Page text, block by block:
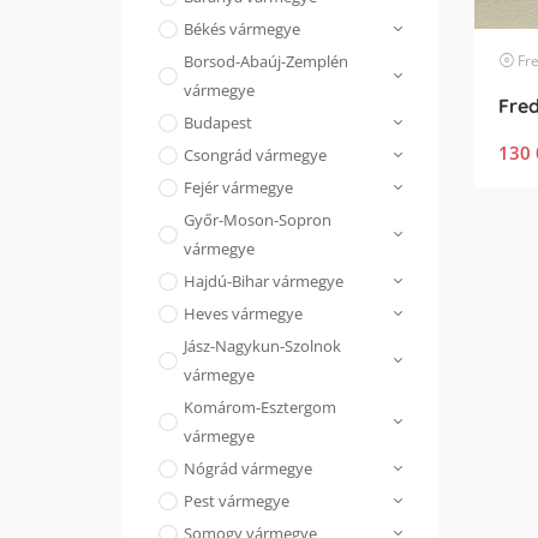
Békés vármegye
Borsod-Abaúj-Zemplén
vármegye
Budapest
Csongrád vármegye
Fejér vármegye
Győr-Moson-Sopron
vármegye
Hajdú-Bihar vármegye
Heves vármegye
Jász-Nagykun-Szolnok
vármegye
Komárom-Esztergom
vármegye
Nógrád vármegye
Pest vármegye
Somogy vármegye
130